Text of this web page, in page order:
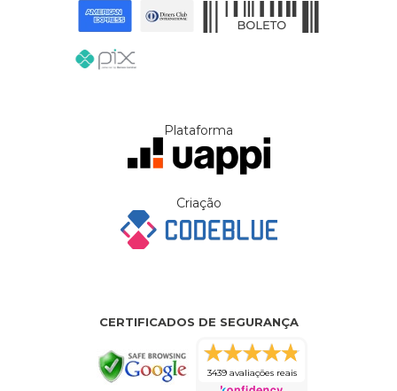
Plataforma
Criação
CERTIFICADOS DE SEGURANÇA
3439 avaliações reais